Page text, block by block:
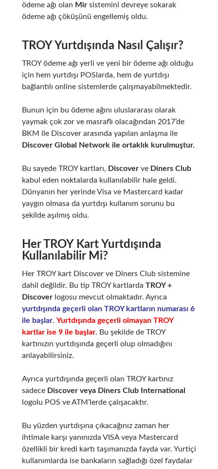
ödeme ağı olan Mirsistemini devreye sokarak
ödeme ağı çöküşünü engellemiş oldu.
TROY Yurtdışında Nasıl Çalışır?
TROY ödeme ağı yerli ve yeni bir ödeme ağı olduğu
için hem yurtdışı POSlarda, hem de yurtdışı
bağlantılı online sistemlerde çalışmayabilmektedir.
Bunun için bu ödeme ağını uluslararası olarak
yaymak çok zor ve masraflı olacağından 2017’de
BKM ile Discover arasında yapılan anlaşma ile
Discover Global Network ile ortaklık kurulmuştur.
Bu sayede TROY kartları, Discoverve Diners Club
kabul eden noktalarda kullanılabilir hale geldi.
Dünyanın her yerinde Visa ve Mastercard kadar
yaygın olmasa da yurtdışı kullanım sorunu bu
şekilde aşılmış oldu.
Her TROY Kart Yurtdışında
Kullanılabilir Mi?
Her TROY kart Discover ve Diners Club sistemine
dahil değildir. Bu tip TROY kartlarda TROY +
Discoverlogosu mevcut olmaktadır. Ayrıca
yurtdışında geçerli olan TROY kartların numarası 6
ile başlar. Yurtdışında geçerli olmayan TROY
kartlar ise 9 ile başlar. Bu şekilde de TROY
kartınızın yurtdışında geçerli olup olmadığını
anlayabilirsiniz.
Ayrıca yurtdışında geçerli olan TROY kartınız
sadece Discover veya Diners Club International
logolu POS ve ATM’lerde çalışacaktır.
Bu yüzden yurtdışına çıkacağınız zaman her
ihtimale karşı yanınızda VISA veya Mastercard
özellikli bir kredi kartı taşımanızda fayda var. Yurtiçi
kullanımlarda ise bankaların sağladığı özel faydalar